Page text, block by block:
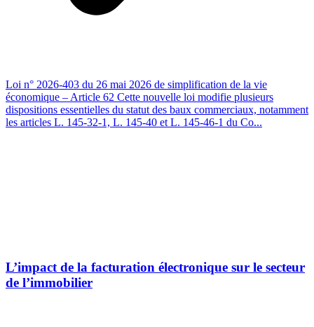
Loi n° 2026-403 du 26 mai 2026 de simplification de la vie
économique – Article 62 Cette nouvelle loi modifie plusieurs
dispositions essentielles du statut des baux commerciaux, notamment
les articles L. 145-32-1, L. 145-40 et L. 145-46-1 du Co...
L’impact de la facturation électronique sur le secteur
de l’immobilier